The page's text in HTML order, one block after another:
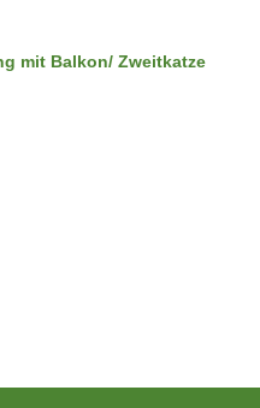
mit Balkon/ Zweitkatze